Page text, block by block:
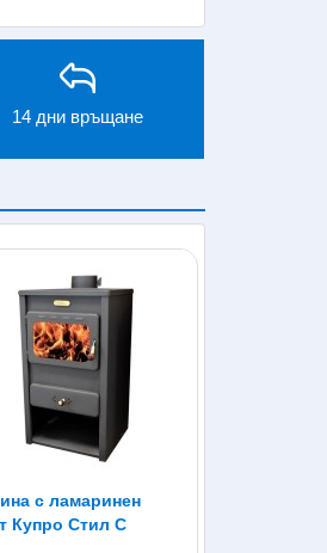
с техните
продължават да
всички
те не зависят от
и прекъсване на
на енергия,
разходите за
но и позволява
отопление
екологичен вариант
и ниски
топлина, която
конструкция и
14 дни връщане
с ламаринен
Купро Стил С